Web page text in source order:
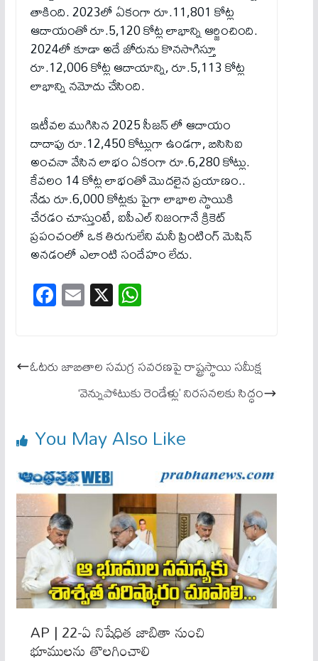
తాకింది. 2023లో ఏకంగా రూ.11,801 కోట్ల
ఆదాయంతో రూ.5,120 కోట్ల లాభాన్ని ఆర్జించింది.
2024లో కూడా అదే జోరును కొనసాగిస్తూ
రూ.12,006 కోట్ల ఆదాయాన్ని, రూ.5,113 కోట్ల
లాభాన్ని నమోదు చేసింది.
ఇటీవల ముగిసిన 2025 సీజన్ లో ఆదాయం
దాదాపు రూ.12,450 కోట్లుగా ఉండగా, బిసిసిఐ
అంచనా వేసిన లాభం ఏకంగా రూ.6,280 కోట్లు.
కేవలం 14 కోట్ల లాభంతో మొదలైన ప్రయాణం..
నేడు రూ.6,000 కోట్లకు పైగా లాభాల స్థాయికి
చేరడం చూస్తుంటే, ఐపీఎల్ నిజంగానే క్రికెట్
ప్రపంచంలో ఒక తిరుగులేని మనీ ప్రింటింగ్ మెషిన్
అనడంలో ఎలాంటి సందేహం లేదు.
Fa
ce
ok
E
m
X W
ha
A
pp
ఓటరు జాబితాల సమగ్ర సవరణపై రాష్ట్రస్థాయి సమీక్ష
‘వెన్నుపోటుకు రెండేళ్లు’ నిరసనలకు సిద్ధం
You May Also Like
AP | 22-ఏ నిషేధిత జాబితా నుంచి
భూములను తొలగించాలి